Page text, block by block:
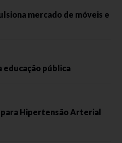
mercado de móveis e
educação pública
Hipertensão Arterial